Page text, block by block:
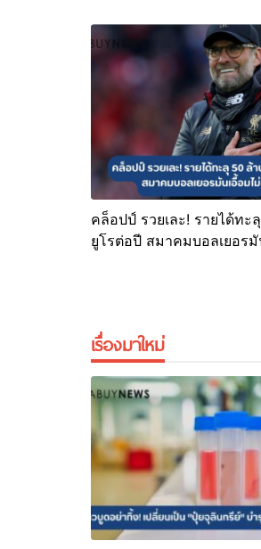
คล็อปป์ รวยเละ! รายได้ทะ
ยูโรต่อปี สมาคมบอลเยอร
เรื่องมาใหม่